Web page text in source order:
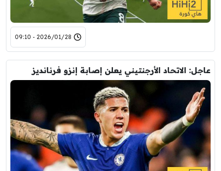
2026/01/28 - 09:10
عاجل: الاتحاد الأرجنتيني يعلن إصابة إنزو فرنانديز